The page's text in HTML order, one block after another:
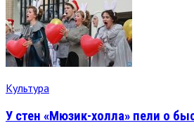
Культура
У стен «Мюзик-холла» пели о